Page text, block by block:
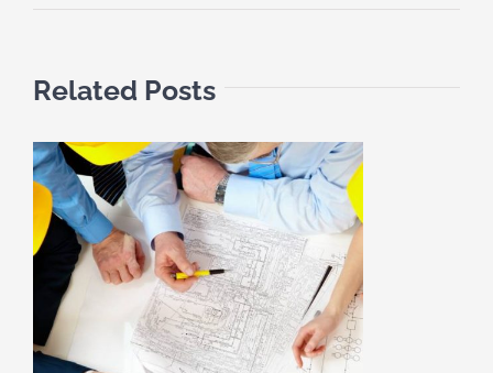
Related Posts